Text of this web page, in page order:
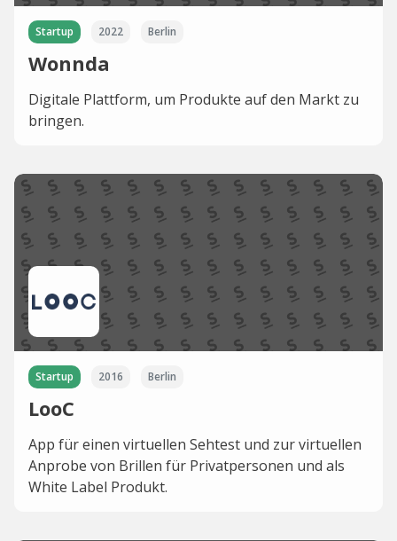
Startup 2022 Berlin
Wonnda
Digitale Plattform, um Produkte auf den Markt zu
bringen.
Startup 2016 Berlin
LooC
App für einen virtuellen Sehtest und zur virtuellen
Anprobe von Brillen für Privatpersonen und als
White Label Produkt.